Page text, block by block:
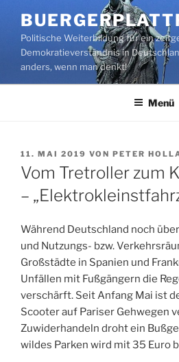
Inhalt
springenPolitische Weiterbildung für ein
Demokratieverständnis in
anders, wenn man denkt!
Menü
VERÖFFENTLICHT
AM
11. MAI 2019 VON PETER
Vom Tretroller zum
–
Während Deutschland noch
und Nutzungs- bzw.
Großstädte in Spanien und
Unfällen mit Fußgängern die
verschärft. Seit Anfang Mai ist
Scooter auf Pariser Gehwegen
Zuwiderhandeln droht ein
wildes Parken wird mit 35 Euro